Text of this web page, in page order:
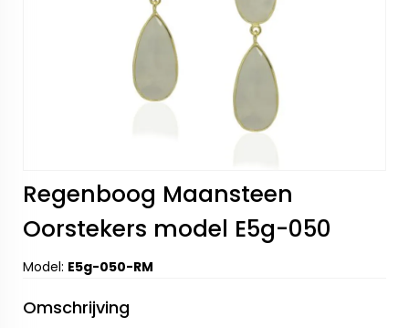
Regenboog Maansteen
Oorstekers model E5g-050
Model: E5g-050-RM
Omschrijving